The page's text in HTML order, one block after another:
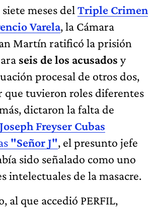
meses del Triple Crimen
Varela, la Cámara
Martín ratificó la prisión
seis de los acusados y
procesal de otros dos,
que tuvieron roles diferentes
dictaron la falta de
Joseph Freyser Cubas
"Señor J", el presunto jefe
sido señalado como uno
intelectuales de la masacre.
al que accedió PERFIL,